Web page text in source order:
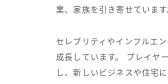
業、家族を引き寄せています
セレブリティやインフルエ
成長しています。 プレイヤ
し、新しいビジネスや住宅に